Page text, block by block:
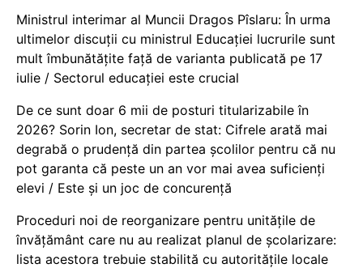
Ministrul interimar al Muncii Dragos Pîslaru: În urma
ultimelor discuții cu ministrul Educației lucrurile sunt
mult îmbunătățite față de varianta publicată pe 17
iulie / Sectorul educației este crucial
De ce sunt doar 6 mii de posturi titularizabile în
2026? Sorin Ion, secretar de stat: Cifrele arată mai
degrabă o prudență din partea școlilor pentru că nu
pot garanta că peste un an vor mai avea suficienți
elevi / Este și un joc de concurență
Proceduri noi de reorganizare pentru unitățile de
învățământ care nu au realizat planul de școlarizare:
lista acestora trebuie stabilită cu autoritățile locale